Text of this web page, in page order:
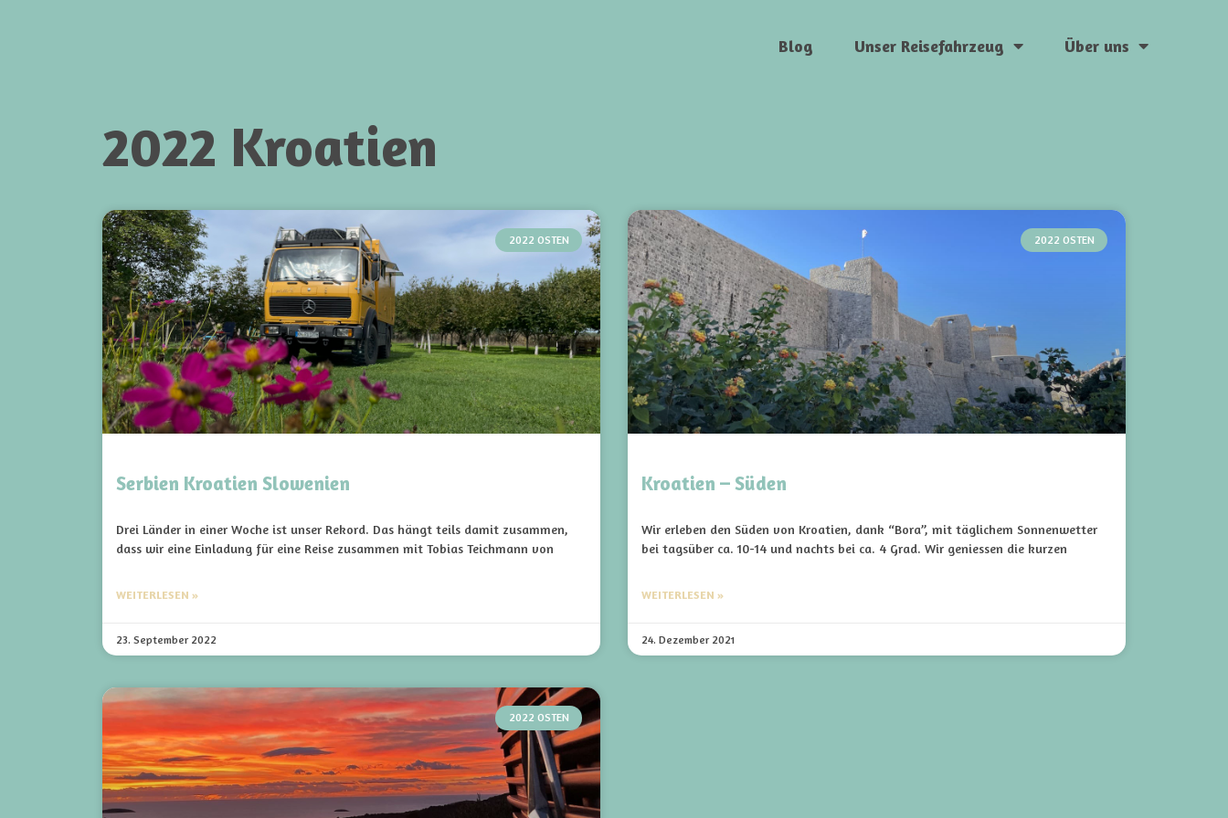
Blog Unser Reisefahrzeug Über uns
2022 Kroatien
2022 OSTEN
Serbien Kroatien Slowenien
Drei Länder in einer Woche ist unser Rekord. Das hängt teils damit zusammen,
dass wir eine Einladung für eine Reise zusammen mit Tobias Teichmann von
WEITERLESEN »
23. September 2022
2022 OSTEN
Kroatien – Süden
Wir erleben den Süden von Kroatien, dank “Bora”, mit täglichem Sonnenwetter
bei tagsüber ca. 10-14 und nachts bei ca. 4 Grad. Wir geniessen die kurzen
WEITERLESEN »
24. Dezember 2021
2022 OSTEN